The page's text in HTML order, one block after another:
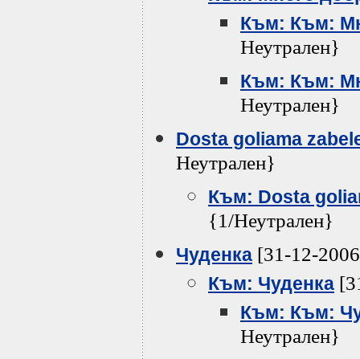
Към: Към:
Неутрален}
Към: Към:
Неутрален}
Dosta goliama
Неутрален}
Към: Dosta
{1/Неутрален}
Чуденка [31-12-
Към: Чуденка
Към: Към:
Неутрален}